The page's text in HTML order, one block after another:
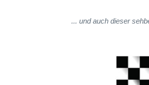
... und auch dieser